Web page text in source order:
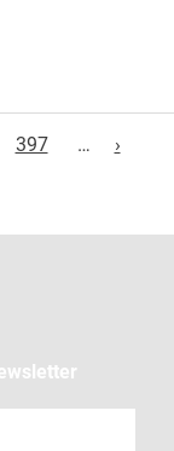
397 … ›